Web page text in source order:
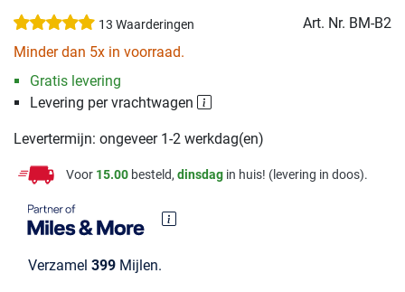
13 Waarderingen Art. Nr. BM-B2
Minder dan 5x in voorraad.
Gratis levering
Levering per vrachtwagen
Levertermijn: ongeveer 1-2 werkdag(en)
Voor 15.00 besteld, dinsdag in huis! (levering in doos).
Verzamel 399 Mijlen.